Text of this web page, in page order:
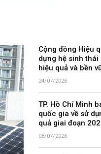
Cộng đồng Hiệu
dựng hệ sinh thái
hiệu quả và bền
24/07/2026
TP. Hồ Chí Minh
quốc gia về sử
quả giai đoạn
08/07/2026